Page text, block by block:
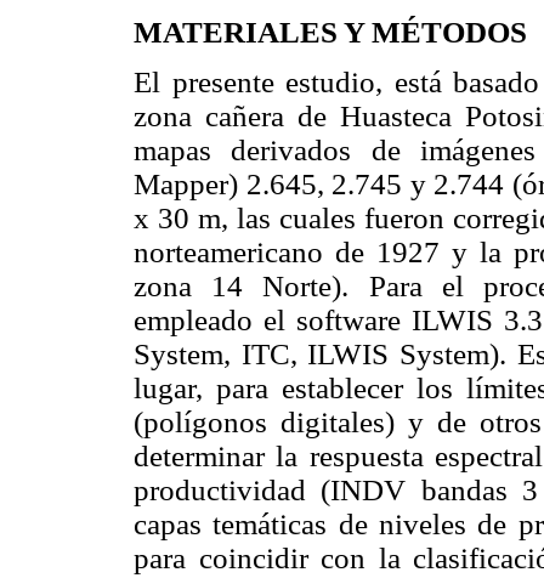
MATERIALES Y MÉTODOS
El presente estudio, está
zona cañera de Huasteca
mapas derivados de
Mapper) 2.645, 2.745 y 2.744
x 30 m, las cuales fueron
norteamericano de 1927 y la
zona 14 Norte). Para el
empleado el software ILWIS
System, ITC, ILWIS System).
lugar, para establecer los
(polígonos digitales) y de
determinar la respuesta
productividad (INDV bandas
capas temáticas de niveles de
para coincidir con la